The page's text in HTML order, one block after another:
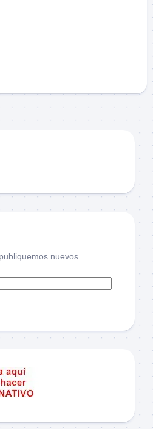
nuevos